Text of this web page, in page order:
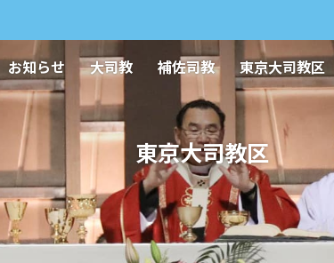
お知らせ 大司教 補佐司教 東京大司教区
東京大司教区